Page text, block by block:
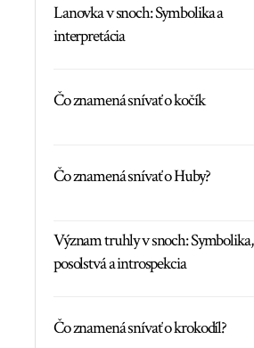
Lanovka v snoch: Symbolika a
interpretácia
Čo znamená snívať o kočík
Čo znamená snívať o Huby?
Význam truhly v snoch: Symbolika,
posolstvá a introspekcia
Čo znamená snívať o krokodíl?